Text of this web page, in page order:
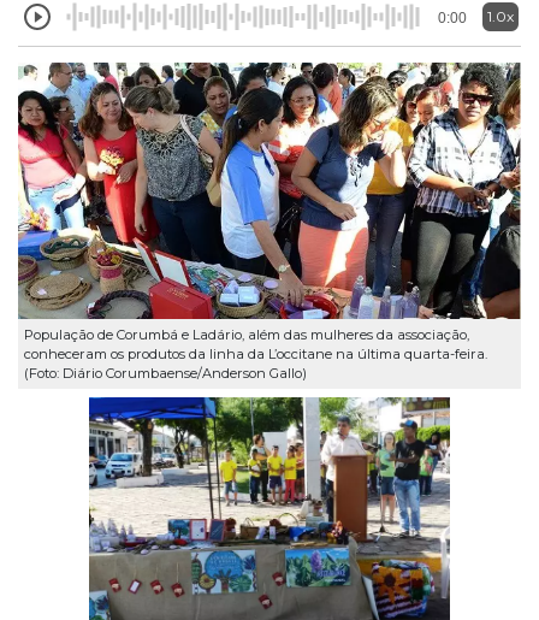
0:00 1.0x
População de Corumbá e Ladário, além das mulheres da associação,
conheceram os produtos da linha da L’occitane na última quarta-feira.
(Foto: Diário Corumbaense/Anderson Gallo)